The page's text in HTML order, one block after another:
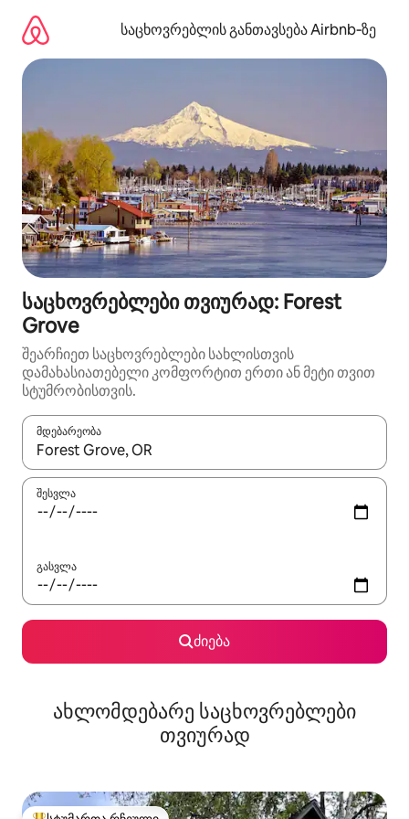
გადასვლა
საცხოვრებლის განთავსება Airbnb‑ზე
საცხოვრებლები თვიურად: Forest
Grove
შეარჩიეთ საცხოვრებლები სახლისთვის
დამახასიათებელი კომფორტით ერთი ან მეტი თვით
სტუმრობისთვის.
მდებარეობა
როცა შედეგები ხელმისაწვდომი გახდება, ნავიგაციისთვის
შესვლა
გასვლა
ძიება
ახლომდებარე საცხოვრებლები
თვიურად